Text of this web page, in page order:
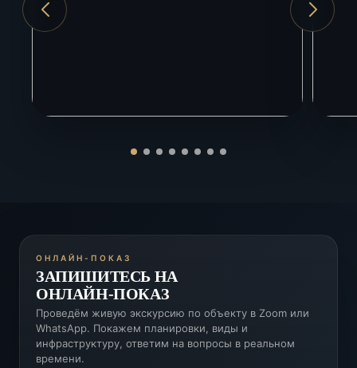
Красная Поляна
ЖД вокзал Адлер
ОНЛАЙН-ПОКАЗ
ЗАПИШИТЕСЬ НА
ОНЛАЙН-ПОКАЗ
Проведём живую экскурсию по объекту в Zoom или
WhatsApp. Покажем планировки, виды и
инфраструктуру, ответим на вопросы в реальном
времени.